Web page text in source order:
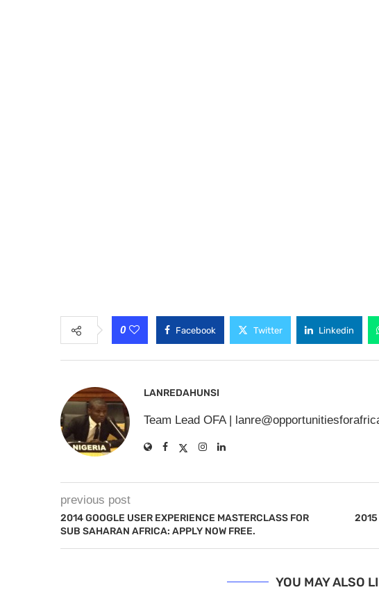
0 Facebook Twitter Linkedin
LANREDAHUNSI
Team Lead OFA |
previous post
2014 GOOGLE USER EXPERIENCE MASTERCLASS FOR
SUB SAHARAN AFRICA: APPLY NOW FREE.
2015
YOU MAY ALSO